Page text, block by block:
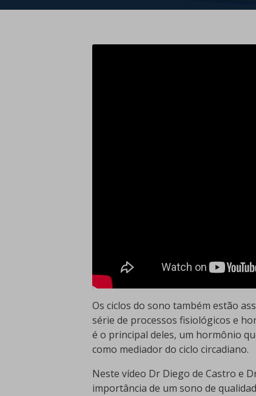
Os ciclos do sono também estão
série de processos fisiológicos e
é o principal deles, um hormônio
como mediador do ciclo circadiano.
Neste vídeo Dr Diego de Castro e
importância de um sono de